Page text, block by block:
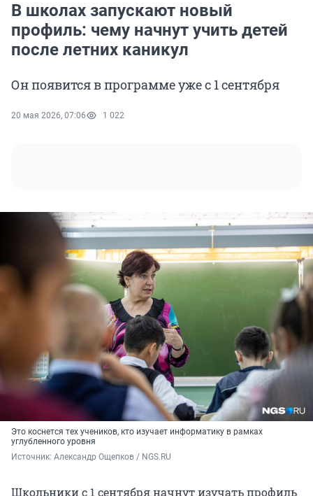
В школах запускают новый
профиль: чему начнут учить детей
после летних каникул
Он появится в программе уже с 1 сентября
20 мая 2026, 07:06 1 022
Это коснется тех учеников, кто изучает информатику в рамках
углубленного уровня
Источник: Александр Ощепков / NGS.RU
Школьники с 1 сентября начнут изучать профиль